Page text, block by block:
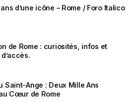
d’une icône – Rome / Foro Italico
de Rome : curiosités, infos et
Saint-Ange : Deux Mille Ans
Cœur de Rome